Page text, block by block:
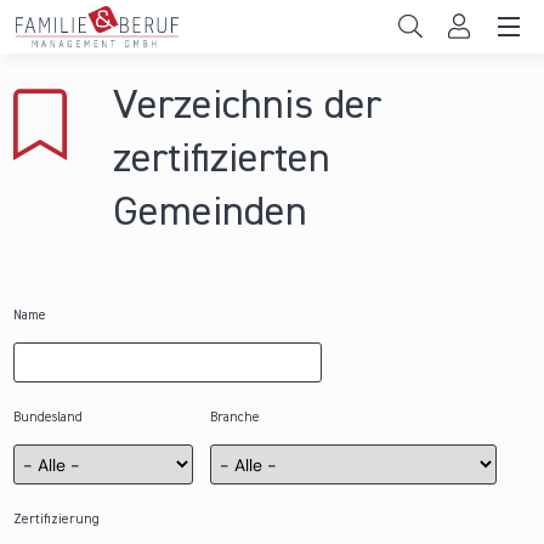
Direkt zum Inhalt
Gemeinden
Hochschulen
Verzeichnis der
zertifizierten
Gemeinden
Name
Bundesland Branche
Zertifizierung